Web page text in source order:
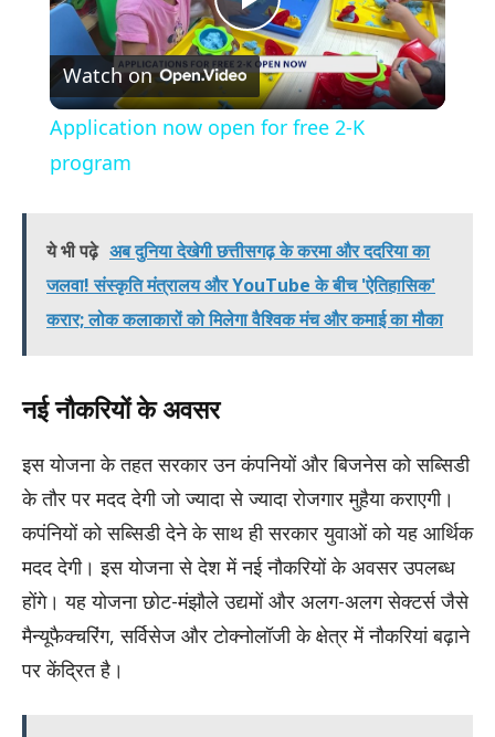
Play
Video
Watch on
Application now open for free 2-K
program
ये भी पढ़े अब दुनिया देखेगी छत्तीसगढ़ के करमा और ददरिया का
जलवा! संस्कृति मंत्रालय और YouTube के बीच 'ऐतिहासिक'
करार; लोक कलाकारों को मिलेगा वैश्विक मंच और कमाई का मौका
नई नौकरियों के अवसर
इस योजना के तहत सरकार उन कंपनियों और बिजनेस को सब्सिडी
के तौर पर मदद देगी जो ज्यादा से ज्यादा रोजगार मुहैया कराएगी।
कपंनियों को सब्सिडी देने के साथ ही सरकार युवाओं को यह आर्थिक
मदद देगी। इस योजना से देश में नई नौकरियों के अवसर उपलब्ध
होंगे। यह योजना छोट-मंझौले उद्यमों और अलग-अलग सेक्टर्स जैसे
मैन्यूफैक्चरिंग, सर्विसेज और टोक्नोलॉजी के क्षेत्र में नौकरियां बढ़ाने
पर केंद्रित है।